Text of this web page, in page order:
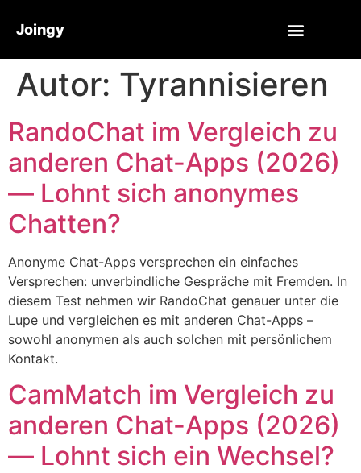
Joingy
Autor: Tyrannisieren
RandoChat im Vergleich zu
anderen Chat-Apps (2026)
— Lohnt sich anonymes
Chatten?
Anonyme Chat-Apps versprechen ein einfaches
Versprechen: unverbindliche Gespräche mit Fremden. In
diesem Test nehmen wir RandoChat genauer unter die
Lupe und vergleichen es mit anderen Chat-Apps –
sowohl anonymen als auch solchen mit persönlichem
Kontakt.
CamMatch im Vergleich zu
anderen Chat-Apps (2026)
— Lohnt sich ein Wechsel?